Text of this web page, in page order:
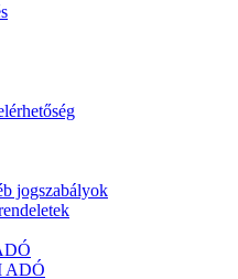
jogszabályok
ADÓ